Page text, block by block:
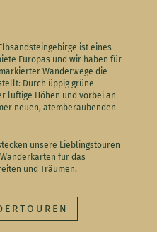
ist eines
Europas und wir haben für
Wanderwege die
Durch üppig grüne
luftige Höhen und vorbei an
neuen, atemberaubenden
unsere Lieblingstouren
für das
und Träumen.